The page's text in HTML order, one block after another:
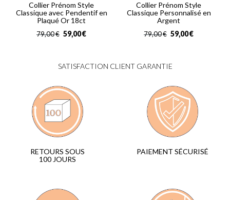
Collier Prénom Style
Classique avec Pendentif en
Plaqué Or 18ct
€
79,00 €
59,00
Collier Prénom Style
Classique Personnalisé en
Argent
€
79,00 €
59,00
SATISFACTION CLIENT GARANTIE
RETOURS SOUS
100 JOURS
PAIEMENT SÉCURISÉ